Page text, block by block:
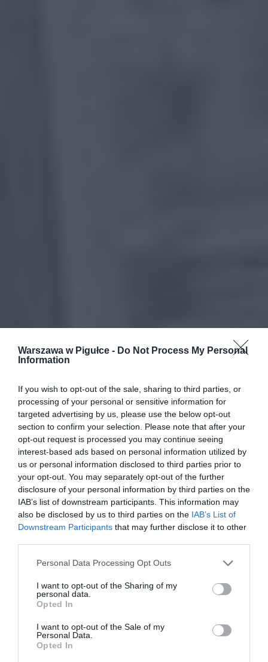
Warszawa w Pigułce - Do Not Process My Personal
Information
If you wish to opt-out of the sale, sharing to third parties, or
processing of your personal or sensitive information for
targeted advertising by us, please use the below opt-out
section to confirm your selection. Please note that after your
opt-out request is processed you may continue seeing
interest-based ads based on personal information utilized by
us or personal information disclosed to third parties prior to
your opt-out. You may separately opt-out of the further
disclosure of your personal information by third parties on the
IAB’s list of downstream participants. This information may
also be disclosed by us to third parties on the IAB’s List of
Downstream Participants that may further disclose it to other
Personal Data Processing Opt Outs
I want to opt-out of the Sharing of my
personal data.
Opted In
I want to opt-out of the Sale of my
Personal Data.
Opted In